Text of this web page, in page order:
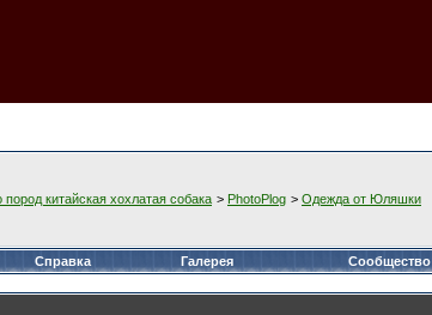
китайская хохлатая собака > PhotoPlog > Одежда от Юляшки
Справка Галерея Сообщество